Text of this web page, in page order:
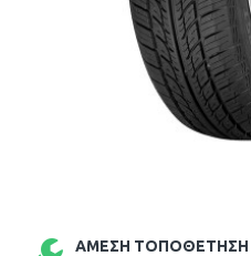
ΆΜΕΣΗ ΤΟΠΟΘΈΤΗΣΗ